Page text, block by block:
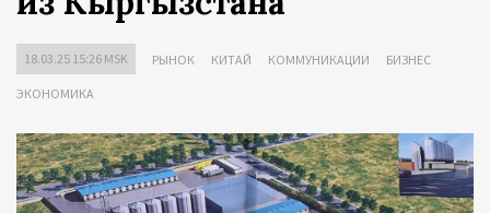
18.03.25 15:26 MSK РЫНОК КИТАЙ КОММУНИКАЦИИ БИЗНЕС
ЭКОНОМИКА